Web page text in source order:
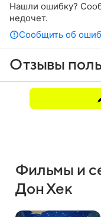
Нашли ошибку?
недочет.
Сообщить об
Отзывы
Фильмы и
Дон Хек